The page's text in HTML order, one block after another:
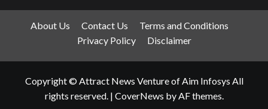
About Us Contact Us
Terms and Conditions
Privacy Policy
Disclaimer
Copyright © Attract News Venture of Aim Infosys All
rights reserved. | CoverNews by AF themes.